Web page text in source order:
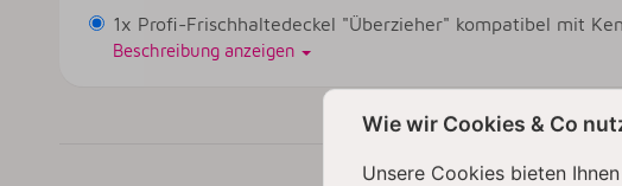
1x Profi-Frischhaltedeckel "Überzieher" kompatibel mit
Beschreibung anzeigen
Wie wir Cookies & Co
Unsere Cookies bieten